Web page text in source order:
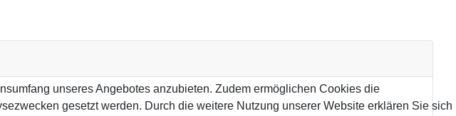
unseres Angebotes anzubieten. Zudem ermöglichen Cookies die
gesetzt werden. Durch die weitere Nutzung unserer Website erklären Sie sich